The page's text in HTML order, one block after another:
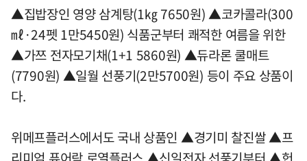
▲집밥장인 영양 삼계탕(1㎏ 7650원) ▲코카콜라(300
㎖·24펫 1만5450원) 식품군부터 쾌적한 여름을 위한
▲가쯔 전자모기채(1+1 5860원) ▲듀라론 쿨매트
(7790원) ▲일월 선풍기(2만5700원) 등이 주요 상품이
다.
위메프플러스에서도 국내 상품인 ▲경기미 찰진쌀 ▲프